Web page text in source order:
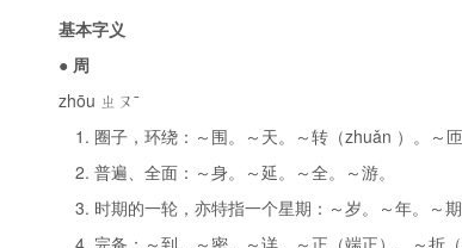
基本字义
● 周
zhōu ㄓㄡˉ
1. 圈子，环绕：～围。～天。～转（zhuǎn ）。～
2. 普遍、全面：～身。～延。～全。～游。
3. 时期的一轮，亦特指一个星期：～岁。～年。～期
4. 完备：～到。～密。～详。～正（端正）。～折（